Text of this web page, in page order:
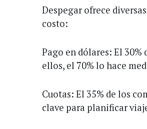
Despegar ofrece
costo:
Pago en dólares: El
ellos, el 70% lo hace
Cuotas: El 35% de los
clave para planificar